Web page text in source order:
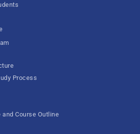
Process
Course Outline